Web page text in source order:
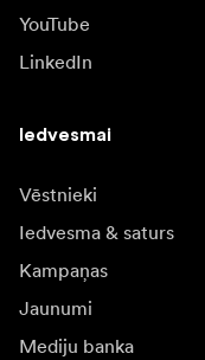
YouTube
LinkedIn
Iedvesmai
Vēstnieki
Iedvesma & saturs
Kampaņas
Jaunumi
Mediju banka